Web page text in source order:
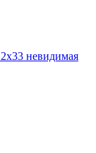
невидимая